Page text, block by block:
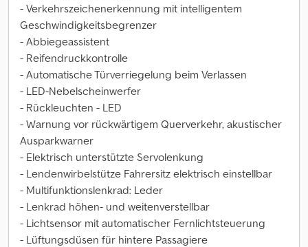
- Verkehrszeichenerkennung mit intelligentem
Geschwindigkeitsbegrenzer
- Abbiegeassistent
- Reifendruckkontrolle
- Automatische Türverriegelung beim Verlassen
- LED-Nebelscheinwerfer
- Rückleuchten - LED
- Warnung vor rückwärtigem Querverkehr, akustischer
Ausparkwarner
- Elektrisch unterstützte Servolenkung
- Lendenwirbelstütze Fahrersitz elektrisch einstellbar
- Multifunktionslenkrad: Leder
- Lenkrad höhen- und weitenverstellbar
- Lichtsensor mit automatischer Fernlichtsteuerung
- Lüftungsdüsen für hintere Passagiere